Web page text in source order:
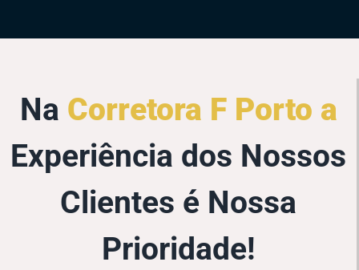
Na Corretora F Porto a
Experiência dos Nossos
Clientes é Nossa
Prioridade!